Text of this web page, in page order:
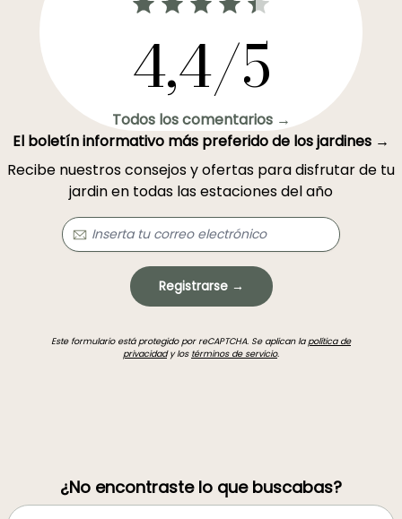
4,4/5
Todos los comentarios →
El boletín informativo más preferido de los jardines →
Recibe nuestros consejos y ofertas para disfrutar de tu
jardin en todas las estaciones del año
Registrarse →
Este formulario está protegido por reCAPTCHA. Se aplican lapolítica de
privacidady los términos de servicio.
¿No encontraste lo que buscabas?